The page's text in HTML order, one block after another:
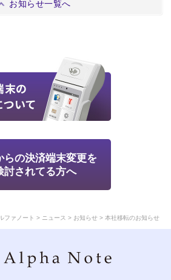
お知らせ一覧へ
らの決済端末変更を
討されてる方へ
ファノート > ニュース > お知らせ >本社移転のお知らせ